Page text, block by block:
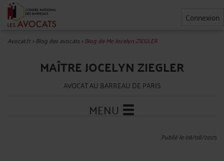
Connexion
Avocat.fr>Blog des avocats>Blog de Me Jocelyn ZIEGLER
MAÎTRE JOCELYN ZIEGLER
AVOCAT AU BARREAU DE PARIS
MENU
Publié le 08/08/2025